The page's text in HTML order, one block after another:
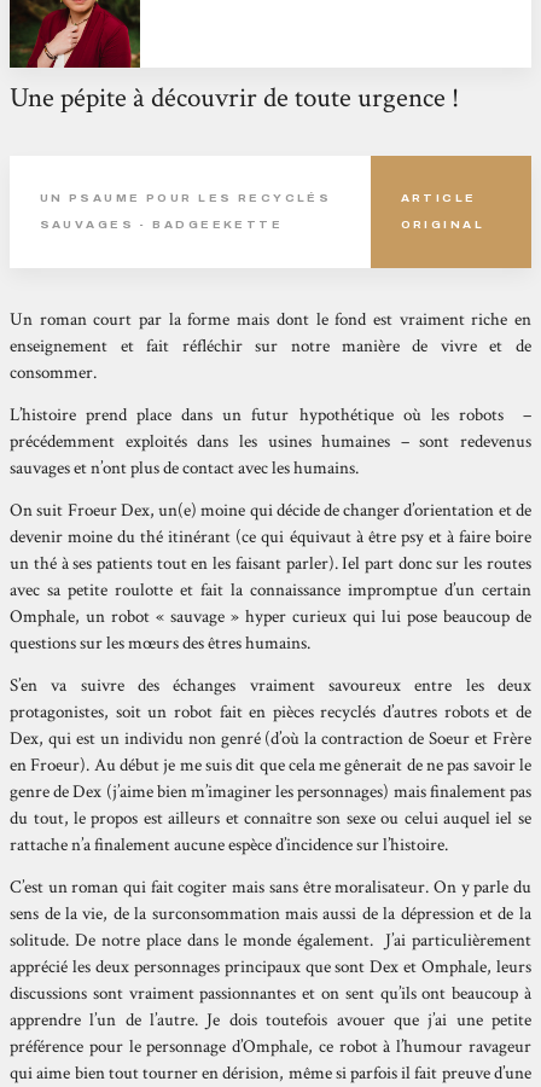
Une pépite à découvrir de toute urgence !
UN PSAUME POUR LES RECYCLÉS
SAUVAGES - BADGEEKETTE
ARTICLE
ORIGINAL
Un roman court par la forme mais dont le fond est vraiment riche en
enseignement et fait réfléchir sur notre manière de vivre et de
consommer.
L’histoire prend place dans un futur hypothétique où les robots –
précédemment exploités dans les usines humaines – sont redevenus
sauvages et n’ont plus de contact avec les humains.
On suit Froeur Dex, un(e) moine qui décide de changer d’orientation et de
devenir moine du thé itinérant (ce qui équivaut à être psy et à faire boire
un thé à ses patients tout en les faisant parler). Iel part donc sur les routes
avec sa petite roulotte et fait la connaissance impromptue d’un certain
Omphale, un robot « sauvage » hyper curieux qui lui pose beaucoup de
questions sur les mœurs des êtres humains.
S’en va suivre des échanges vraiment savoureux entre les deux
protagonistes, soit un robot fait en pièces recyclés d’autres robots et de
Dex, qui est un individu non genré (d’où la contraction de Soeur et Frère
en Froeur). Au début je me suis dit que cela me gênerait de ne pas savoir le
genre de Dex (j’aime bien m’imaginer les personnages) mais finalement pas
du tout, le propos est ailleurs et connaître son sexe ou celui auquel iel se
rattache n’a finalement aucune espèce d’incidence sur l’histoire.
C’est un roman qui fait cogiter mais sans être moralisateur. On y parle du
sens de la vie, de la surconsommation mais aussi de la dépression et de la
solitude. De notre place dans le monde également. J’ai particulièrement
apprécié les deux personnages principaux que sont Dex et Omphale, leurs
discussions sont vraiment passionnantes et on sent qu’ils ont beaucoup à
apprendre l’un de l’autre. Je dois toutefois avouer que j’ai une petite
préférence pour le personnage d’Omphale, ce robot à l’humour ravageur
qui aime bien tout tourner en dérision, même si parfois il fait preuve d’une